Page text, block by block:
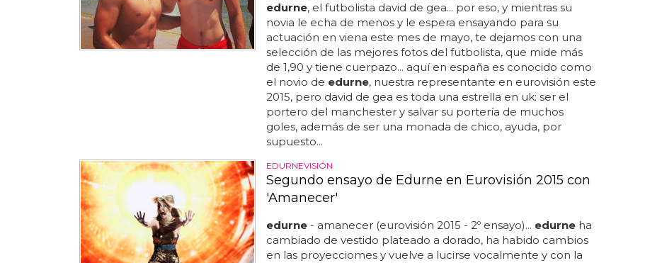
edurne, el futbolista david de gea... por eso, y mientras su
novia le echa de menos y le espera ensayando para su
actuación en viena este mes de mayo, te dejamos con una
selección de las mejores fotos del futbolista, que mide más
de 1,90 y tiene cuerpazo... aquí en españa es conocido como
el novio de edurne, nuestra representante en eurovisión este
2015, pero david de gea es toda una estrella en uk: ser el
portero del manchester y salvar su portería de muchos
goles, además de ser una monada de chico, ayuda, por
supuesto...
EDURNEVISIÓN
Segundo ensayo de Edurne en Eurovisión 2015 con
'Amanecer'
edurne- amanecer (eurovisión 2015 - 2º ensayo)... edurneha
cambiado de vestido plateado a dorado, ha habido cambios
en las proyecciomes y vuelve a lucirse vocalmente y con la